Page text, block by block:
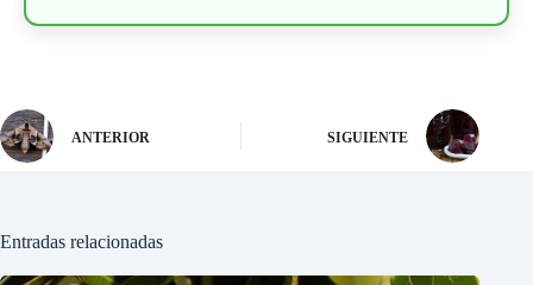
ANTERIOR SIGUIENTE
Entradas relacionadas